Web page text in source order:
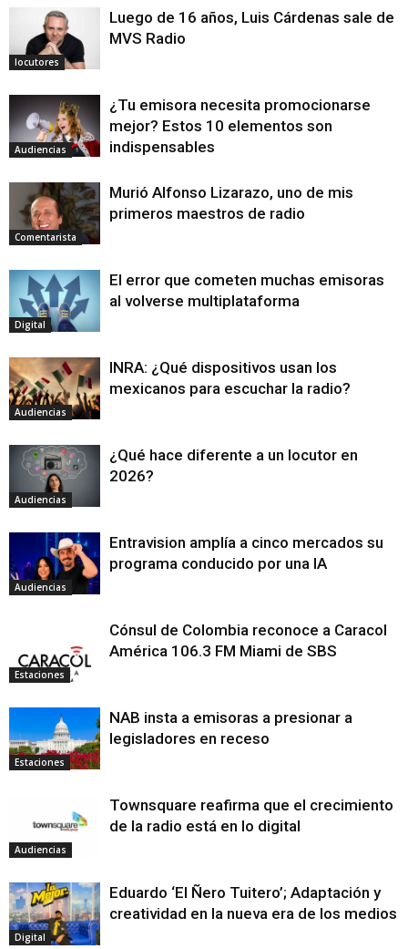
locutores
Luego de 16 años, Luis Cárdenas sale de
MVS Radio
Audiencias
¿Tu emisora necesita promocionarse
mejor? Estos 10 elementos son
indispensables
Comentarista
Murió Alfonso Lizarazo, uno de mis
primeros maestros de radio
Digital
El error que cometen muchas emisoras
al volverse multiplataforma
Audiencias
INRA: ¿Qué dispositivos usan los
mexicanos para escuchar la radio?
Audiencias
¿Qué hace diferente a un locutor en
2026?
Audiencias
Entravision amplía a cinco mercados su
programa conducido por una IA
Estaciones
Cónsul de Colombia reconoce a Caracol
América 106.3 FM Miami de SBS
Estaciones
NAB insta a emisoras a presionar a
legisladores en receso
Audiencias
Townsquare reafirma que el crecimiento
de la radio está en lo digital
Digital
Eduardo ‘El Ñero Tuitero’; Adaptación y
creatividad en la nueva era de los medios